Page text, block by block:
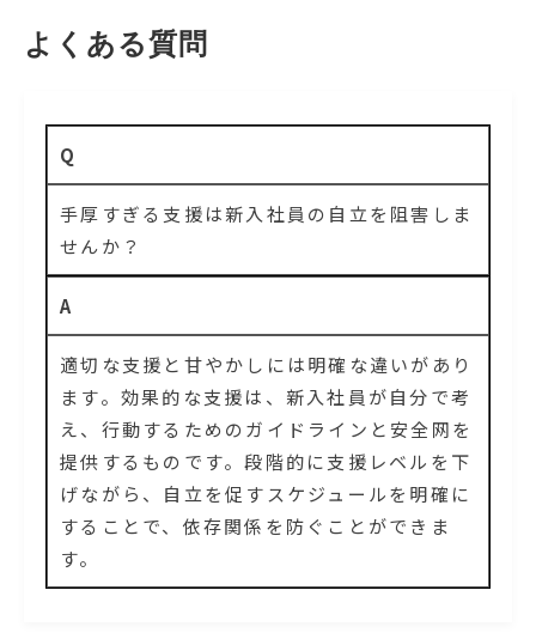
よくある質問
Q
手厚すぎる支援は新入社員の自立を阻害しま
せんか？
A
適切な支援と甘やかしには明確な違いがあり
ます。効果的な支援は、新入社員が自分で考
え、行動するためのガイドラインと安全网を
提供するものです。段階的に支援レベルを下
げながら、自立を促すスケジュールを明確に
することで、依存関係を防ぐことができま
す。